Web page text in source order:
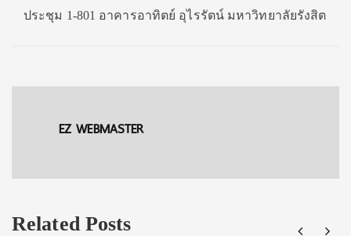
ประชุม 1-801 อาคารอาทิตย์ อุไรรัตน์ มหาวิทยาลัยรังสิต
EZ WEBMASTER
Related Posts